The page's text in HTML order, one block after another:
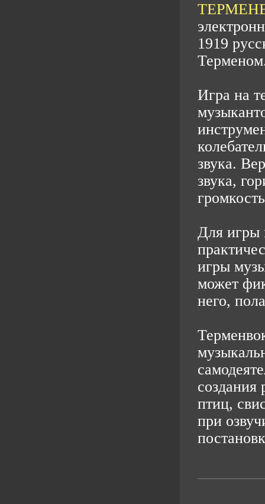
1919
Игра на
звука.
звука,
Для игры
игры
может
него,
создания
птиц,
при